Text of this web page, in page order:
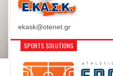
ekask@otenet.gr
SPORTS SOLUTIONS